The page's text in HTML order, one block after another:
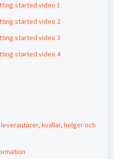
started video 1
started video 2
started video 3
started video 4
kvällar, helger och